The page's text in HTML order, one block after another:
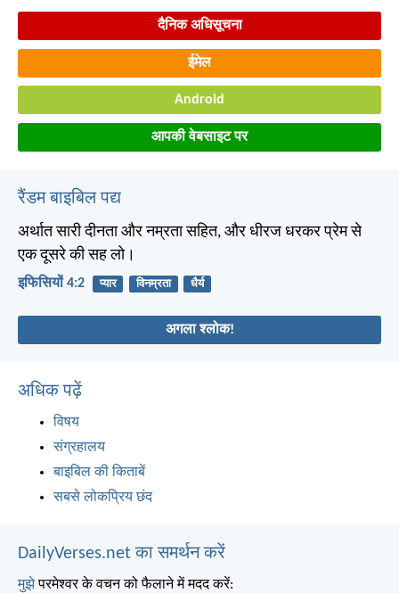
दैनिक अधिसूचना
ईमेल
Android
आपकी वेबसाइट पर
रैंडम बाइबिल पद्य
अर्थात सारी दीनता और नम्रता सहित, और धीरज धरकर प्रेम से
एक दूसरे की सह लो।
इफिसियों 4:2 प्यार विनम्रता धैर्य
अगला श्लोक!
अधिक पढ़ें
विषय
संग्रहालय
बाइबिल की किताबें
सबसे लोकप्रिय छंद
DailyVerses.net का समर्थन करें
मुझेपरमेश्वर के वचन को फैलाने में मदद करें: